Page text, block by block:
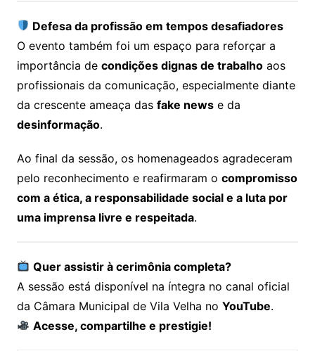
Defesa da profissão em tempos desafiadores
O evento também foi um espaço para reforçar a
importância de condições dignas de trabalhoaos
profissionais da comunicação, especialmente diante
da crescente ameaça das fake newse da
desinformação.
Ao final da sessão, os homenageados agradeceram
pelo reconhecimento e reafirmaram o compromisso
com a ética, a responsabilidade social e a luta por
uma imprensa livre e respeitada.
Quer assistir à cerimônia completa?
A sessão está disponível na íntegra no canal oficial
da Câmara Municipal de Vila Velha no YouTube.
Acesse, compartilhe e prestigie!